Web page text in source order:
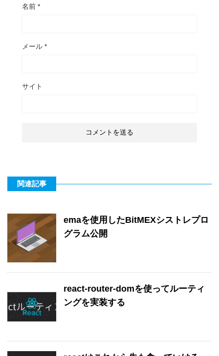
名前 *
メール *
サイト
関連記事
emaを使用したBitMEXシストレプロ
グラム公開
react-router-domを使ってルーティ
ングを実装する